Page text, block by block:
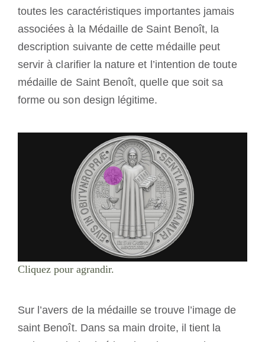
toutes les caractéristiques importantes jamais
associées à la Médaille de Saint Benoît, la
description suivante de cette médaille peut
servir à clarifier la nature et l’intention de toute
médaille de Saint Benoît, quelle que soit sa
forme ou son design légitime.
Cliquez pour agrandir.
Sur l’avers de la médaille se trouve l’image de
saint Benoît. Dans sa main droite, il tient la